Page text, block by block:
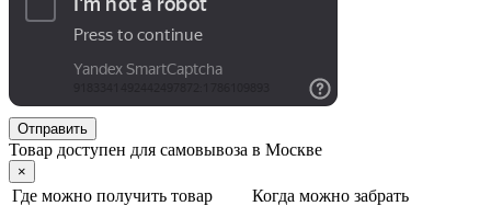
Отправить
Товар доступен для самовывоза в Москве
×
Где можно получить товар
Когда можно забрать